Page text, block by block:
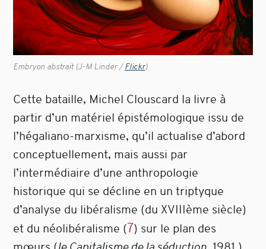
Embryon abstrait (J-M Linder /Flickr)
Cette bataille, Michel Clouscard la livre à
partir d’un matériel épistémologique issu de
l’hégaliano-marxisme, qu’il actualise d’abord
conceptuellement, mais aussi par
l’intermédiaire d’une anthropologie
historique qui se décline en un triptyque
d’analyse du libéralisme (du XVIIIème siècle)
et du néolibéralisme (7) sur le plan des